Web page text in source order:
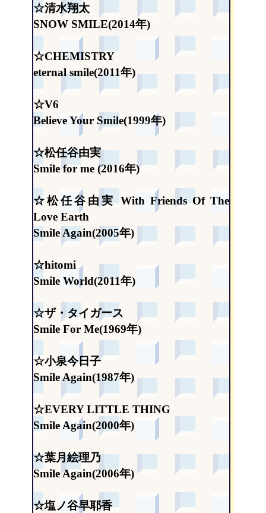
☆清水翔太
SNOW SMILE(2014年)
☆CHEMISTRY
eternal smile(2011年)
☆V6
Believe Your Smile(1999年)
☆松任谷由実
Smile for me (2016年)
☆松任谷由実 With Friends Of The
Love Earth
Smile Again(2005年)
☆hitomi
Smile World(2011年)
☆ザ・タイガース
Smile For Me(1969年)
☆小泉今日子
Smile Again(1987年)
☆EVERY LITTLE THING
Smile Again(2000年)
☆葉月絵理乃
Smile Again(2006年)
☆塩ノ谷早耶香